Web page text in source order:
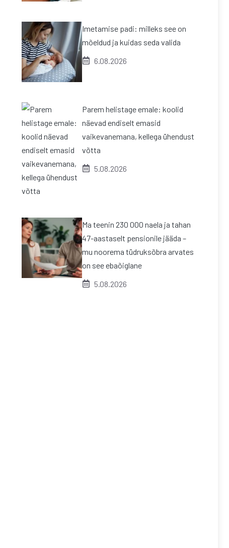
Imetamise padi: milleks see on
mõeldud ja kuidas seda valida
6.08.2026
Parem helistage emale: koolid
näevad endiselt emasid
vaikevanemana, kellega ühendust
võtta
5.08.2026
Ma teenin 230 000 naela ja tahan
47-aastaselt pensionile jääda –
mu noorema tüdruksõbra arvates
on see ebaõiglane
5.08.2026